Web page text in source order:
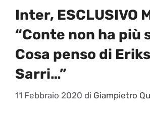
Inter, ESCLUSIVO
“Conte non ha più
Cosa penso di
Sarri…”
11 Febbraio 2020 di Giampietro